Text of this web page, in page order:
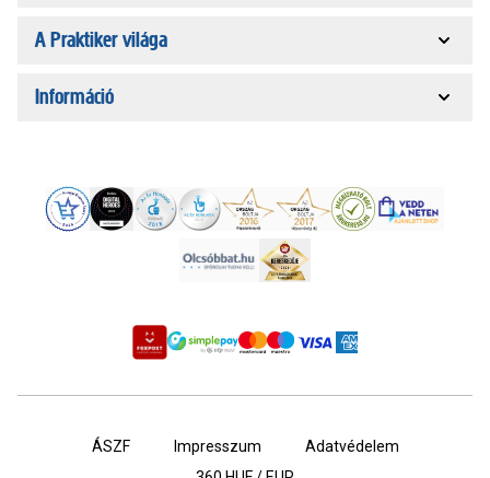
A Praktiker világa
Információ
ÁSZF Impresszum
Adatvédelem